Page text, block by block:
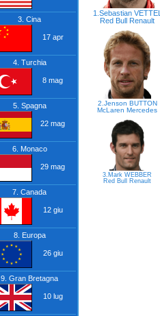
3. Cina
17 apr
4. Turchia
8 mag
5. Spagna
22 mag
6. Monaco
29 mag
7. Canada
12 giu
8. Europa
26 giu
9. Gran Bretagna
10 lug
1.Sebastian VETTEL
Red Bull Renault
2.Jenson BUTTON
McLaren Mercedes
3.Mark WEBBER
Red Bull
Renault